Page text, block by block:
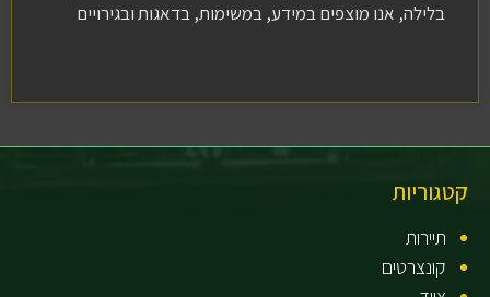
בלילה, אנו מוצפים במידע, במשימות, בדאגות ובגירויים
קטגוריות
תיירות
קונצרטים